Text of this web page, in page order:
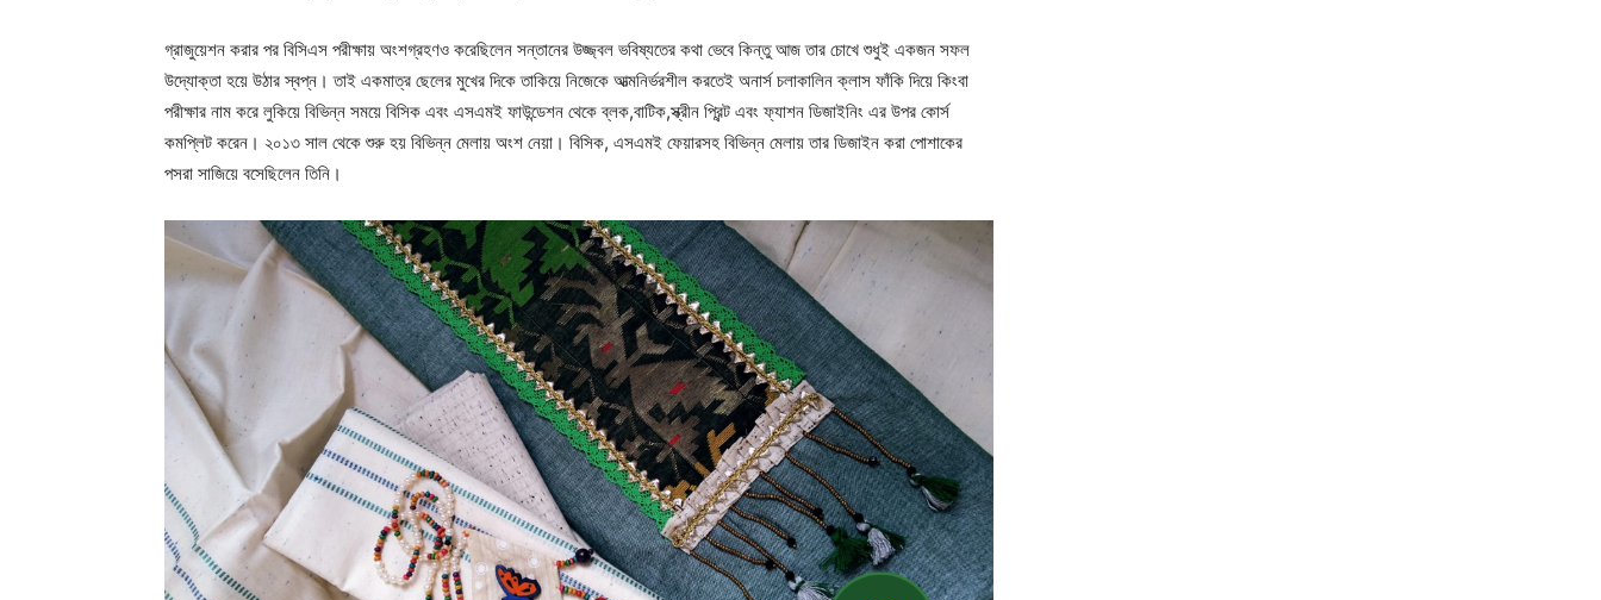
গ্রাজুয়েশন করার পর বিসিএস পরীক্ষায় অংশগ্রহণও করেছিলেন সন্তানের উজ্জ্বল ভবিষ্যতের কথা ভেবে কিন্তু আজ তার চোখে শুধুই একজন সফল
উদ্যোক্তা হয়ে উঠার স্বপ্ন। তাই একমাত্র ছেলের মুখের দিকে তাকিয়ে নিজেকে আত্মনির্ভরশীল করতেই অনার্স চলাকালিন ক্লাস ফাঁকি দিয়ে কিংবা
পরীক্ষার নাম করে লুকিয়ে বিভিন্ন সময়ে বিসিক এবং এসএমই ফাউন্ডেশন থেকে ব্লক,বাটিক,স্ক্রীন প্রিন্ট এবং ফ্যাশন ডিজাইনিং এর উপর কোর্স
কমপ্লিট করেন। ২০১৩ সাল থেকে শুরু হয় বিভিন্ন মেলায় অংশ নেয়া। বিসিক, এসএমই ফেয়ারসহ বিভিন্ন মেলায় তার ডিজাইন করা পোশাকের
পসরা সাজিয়ে বসেছিলেন তিনি।